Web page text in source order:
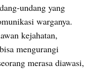
undang yang
warganya.
kejahatan,
mengurangi
merasa diawasi,